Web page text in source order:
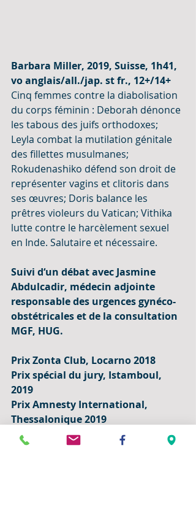
Barbara Miller, 2019, Suisse, 1h41,
vo anglais/all./jap. st fr., 12+/14+
Cinq femmes contre la diabolisation
du corps féminin : Deborah dénonce
les tabous des juifs orthodoxes;
Leyla combat la mutilation génitale
des fillettes musulmanes;
Rokudenashiko défend son droit de
représenter vagins et clitoris dans
ses œuvres; Doris balance les
prêtres violeurs du Vatican; Vithika
lutte contre le harcèlement sexuel
en Inde. Salutaire et nécessaire.
Suivi d‘un débat avec Jasmine
Abdulcadir, médecin adjointe
responsable des urgences gynéco-
obstétricales et de la consultation
MGF, HUG.
Prix Zonta Club, Locarno 2018
Prix spécial du jury, Istamboul,
2019
Prix Amnesty International,
Thessalonique 2019
https://www.youtube.com/watch?
v=UrO6sTexgrw